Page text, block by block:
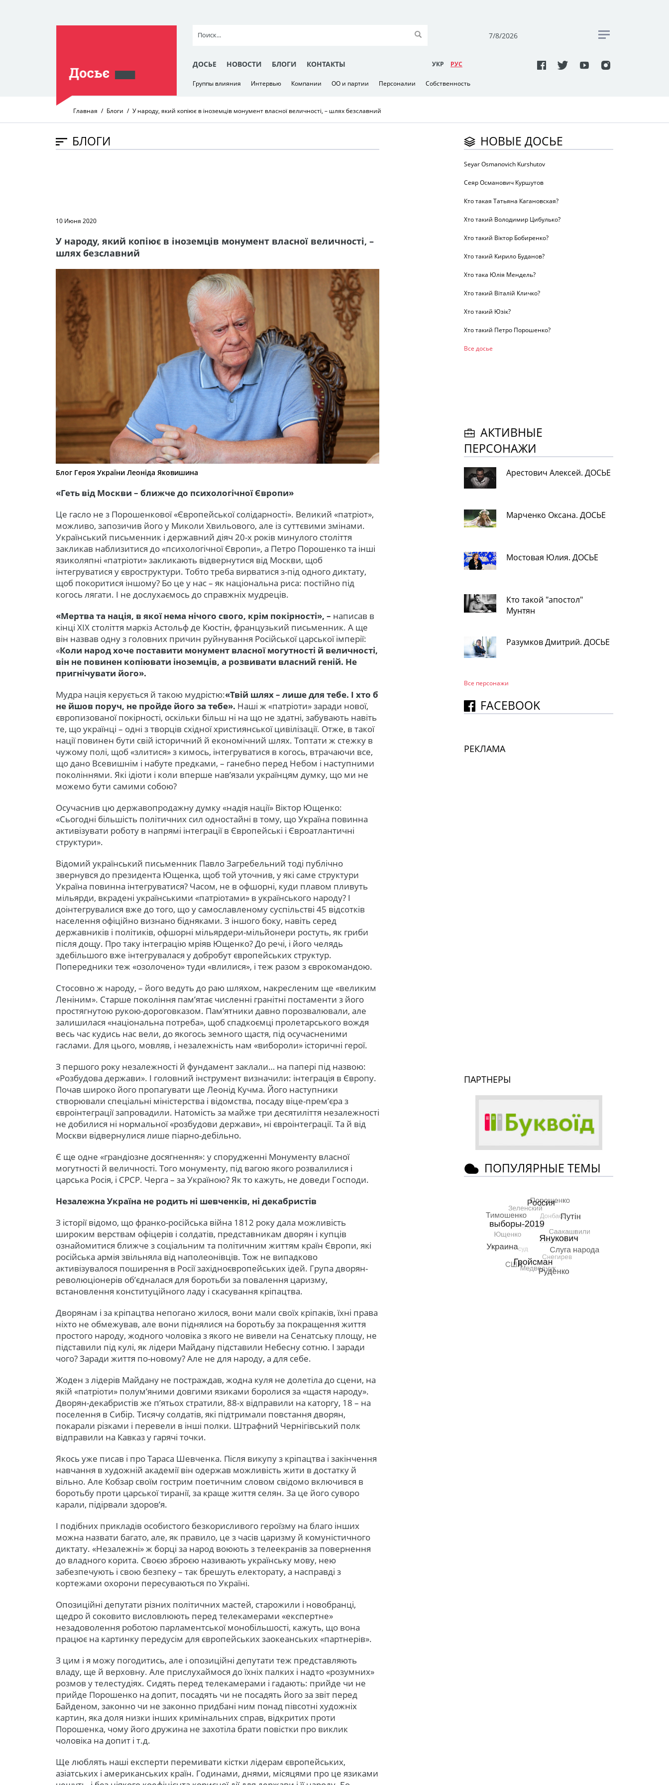
7/8/2026
ДОСЬЕ НОВОСТИ БЛОГИ КОНТАКТЫ УКР РУC
Группы влияния Интервью Компании ОО и партии Персоналии Собственность
Главная Блоги У народу, який копіює в іноземців монумент власної величності, – шлях безславний
БЛОГИ
10 Июня 2020
У народу, який копіює в іноземців монумент власної величності, –
шлях безславний
Блог Героя України Леоніда Яковишина
«Геть від Москви – ближче до психологічної Європи»
Це гасло не з Порошенкової «Європейської солідарності». Великий «патріот»,
можливо, запозичив його у Миколи Хвильового, але із суттєвими змінами.
Український письменник і державний діяч 20-х років минулого століття
закликав наблизитися до «психологічної Європи», а Петро Порошенко та інші
язиколяпні «патріоти» закликають відвернутися від Москви, щоб
інтегруватися у євроструктури. Тобто треба вирватися з-під одного диктату,
щоб покоритися іншому? Бо це у нас – як національна риса: постійно під
когось лягати. І не дослухаємось до справжніх мудреців.
«Мертва та нація, в якої нема нічого свого, крім покірності», – написав в
кінці ХIХ століття маркіз Астольф де Кюстін, французький письменник. А ще
він назвав одну з головних причин руйнування Російської царської імперії:
«Коли народ хоче поставити монумент власної могутності й величності,
він не повинен копіювати іноземців, а розвивати власний геній. Не
пригнічувати його».
Мудра нація керується й такою мудрістю:«Твій шлях – лише для тебе. І хто б
не йшов поруч, не пройде його за тебе». Наші ж «патріоти» заради нової,
європизованої покірності, оскільки більш ні на що не здатні, забувають навіть
те, що українці – одні з творців східної християнської цивілізації. Отже, в такої
нації повинен бути свій історичний й економічний шлях. Топтати ж стежку в
чужому полі, щоб «злитися» з кимось, інтегруватися в когось, втрачаючи все,
що дано Всевишнім і набуте предками, – ганебно перед Небом і наступними
поколіннями. Які ідіоти і коли вперше нав’язали українцям думку, що ми не
можемо бути самими собою?
Осучаснив цю державопродажну думку «надія нації» Віктор Ющенко:
«Сьогодні більшість політичних сил одностайні в тому, що Україна повинна
активізувати роботу в напрямі інтеграції в Європейські і Євроатлантичні
структури».
Відомий український письменник Павло Загребельний тоді публічно
звернувся до президента Ющенка, щоб той уточнив, у які саме структури
Україна повинна інтегруватися? Часом, не в офшорні, куди плавом пливуть
мільярди, вкрадені українськими «патріотами» в українського народу? І
доінтегрувалися вже до того, що у самославленому суспільстві 45 відсотків
населення офіційно визнано бідняками. З іншого боку, навіть серед
державників і політиків, офшорні мільярдери-мільйонери ростуть, як гриби
після дощу. Про таку інтеграцію мріяв Ющенко? До речі, і його челядь
здебільшого вже інтегрувалася у добробут європейських структур.
Попередники теж «озолочено» туди «влилися», і теж разом з єврокомандою.
Стосовно ж народу, – його ведуть до раю шляхом, накресленим ще «великим
Леніним». Старше покоління пам’ятає численні гранітні постаменти з його
простягнутою рукою-дороговказом. Пам’ятники давно порозвалювали, але
залишилася «національна потреба», щоб спадкоємці пролетарського вождя
весь час кудись нас вели, до якогось земного щастя, під осучасненими
гаслами. Для цього, мовляв, і незалежність нам «вибороли» історичні герої.
З першого року незалежності й фундамент заклали… на папері під назвою:
«Розбудова держави». І головний інструмент визначили: інтеграція в Європу.
Почав широко його пропагувати ще Леонід Кучма. Його наступники
створювали спеціальні міністерства і відомства, посаду віце-прем’єра з
євроінтеграції запровадили. Натомість за майже три десятиліття незалежності
не добилися ні нормальної «розбудови держави», ні євроінтеграції. Та й від
Москви відвернулися лише піарно-дебільно.
Є ще одне «грандіозне досягнення»: у спорудженні Монументу власної
могутності й величності. Того монументу, під вагою якого розвалилися і
царська Росія, і СРСР. Черга – за Україною? Як то кажуть, не доведи Господи.
Незалежна Україна не родить ні шевченків, ні декабристів
З історії відомо, що франко-російська війна 1812 року дала можливість
широким верствам офіцерів і солдатів, представникам дворян і купців
ознайомитися ближче з соціальним та політичним життям країн Європи, які
російська армія звільняла від наполеонівців. Тож не випадково
активізувалося поширення в Росії західноєвропейських ідей. Група дворян-
революціонерів об’єдналася для боротьби за повалення царизму,
встановлення конституційного ладу і скасування кріпацтва.
Дворянам і за кріпацтва непогано жилося, вони мали своїх кріпаків, їхні права
ніхто не обмежував, але вони піднялися на боротьбу за покращення життя
простого народу, жодного чоловіка з якого не вивели на Сенатську площу, не
підставили під кулі, як лідери Майдану підставили Небесну сотню. І заради
чого? Заради життя по-новому? Але не для народу, а для себе.
Жоден з лідерів Майдану не постраждав, жодна куля не долетіла до сцени, на
якій «патріоти» полум’яними довгими язиками боролися за «щастя народу».
Дворян-декабристів же п’ятьох стратили, 88-х відправили на каторгу, 18 – на
поселення в Сибір. Тисячу солдатів, які підтримали повстання дворян,
покарали різками і перевели в інші полки. Штрафний Чернігівський полк
відправили на Кавказ у гарячі точки.
Якось уже писав і про Тараса Шевченка. Після викупу з кріпацтва і закінчення
навчання в художній академії він одержав можливість жити в достатку й
вільно. Але Кобзар своїм гострим поетичним словом свідомо включився в
боротьбу проти царської тиранії, за краще життя селян. За це його суворо
карали, підірвали здоров’я.
І подібних прикладів особистого безкорисливого героїзму на благо інших
можна назвати багато, але, як правило, це з часів царизму й комуністичного
диктату. «Незалежні» ж борці за народ воюють з телеекранів за повернення
до владного корита. Своєю зброєю називають українську мову, нею
забезпечують і свою безпеку – так брешуть електорату, а насправді з
кортежами охорони пересуваються по Україні.
Опозиційні депутати різних політичних мастей, старожили і новобранці,
щедро й соковито висловлюють перед телекамерами «експертне»
незадоволення роботою парламентської монобільшості, кажуть, що вона
працює на картинку передусім для європейських заокеанських «партнерів».
З цим і я можу погодитись, але і опозиційні депутати теж представляють
владу, ще й верховну. Але прислухаймося до їхніх палких і надто «розумних»
розмов у телестудіях. Сидять перед телекамерами і гадають: прийде чи не
прийде Порошенко на допит, посадять чи не посадять його за звіт перед
Байденом, законно чи не законно придбані ним понад півсотні художніх
картин, яка доля низки інших кримінальних справ, відкритих проти
Порошенка, чому його дружина не захотіла брати повістки про виклик
чоловіка на допит і т.д.
Ще люблять наші експерти перемивати кістки лідерам європейських,
азіатських і американських країн. Годинами, днями, місяцями про це язиками
НОВЫЕ ДОСЬЕ
Seyar Osmanovich Kurshutov
Сеяр Османович Куршутов
Кто такая Татьяна Кагановская?
Хто такий Володимир Цибулько?
Хто такий Віктор Бобиренко?
Хто такий Кирило Буданов?
Хто така Юлія Мендель?
Хто такий Віталій Кличко?
Хто такий Юзік?
Хто такий Петро Порошенко?
Все досье
АКТИВНЫЕ
ПЕРСОНАЖИ
Арестович Алексей. ДОСЬЕ
Марченко Оксана. ДОСЬЕ
Мостовая Юлия. ДОСЬЕ
Кто такой "апостол"
Мунтян
Разумков Дмитрий. ДОСЬЕ
Все персонажи
FACEBOOK
РЕКЛАМА
ПАРТНЕРЫ
ПОПУЛЯРНЫЕ ТЕМЫ